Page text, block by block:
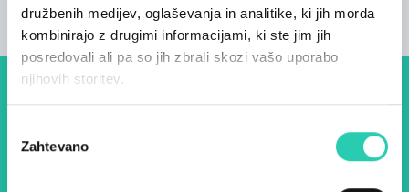
družbenih medijev, oglaševanja in analitike, ki jih morda
kombinirajo z drugimi informacijami, ki ste jim jih
posredovali ali pa so jih zbrali skozi vašo uporabo
njihovih storitev.
soglasja
Zahtevano
Dogodki, članki in zgodbe iz
evropske prestolnice kulture
– prijavite se na naš novičnik